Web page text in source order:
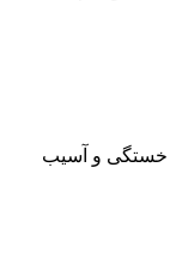
خستگی و آسیب